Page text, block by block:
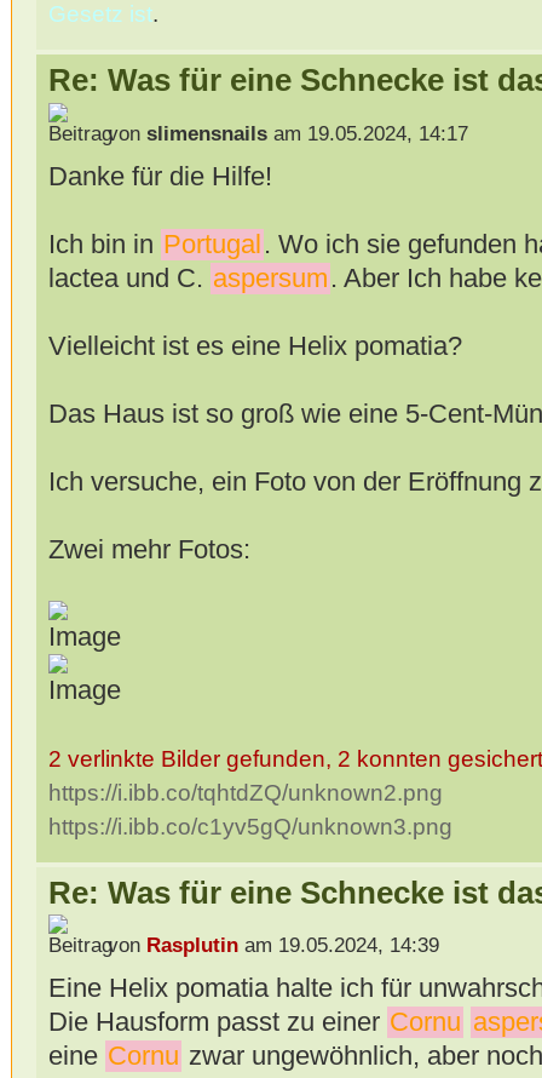
Gesetz ist.
Re: Was für eine Schnecke ist
von slimensnailsam 19.05.2024, 14:17
Danke für die Hilfe!
Ich bin in Portugal . Wo ich sie gefunden
lactea und C. aspersum . Aber Ich habe
Vielleicht ist es eine Helix pomatia?
Das Haus ist so groß wie eine 5-Cent-
Ich versuche, ein Foto von der Eröffnung
Zwei mehr Fotos:
2 verlinkte Bilder gefunden, 2 konnten
https://i.ibb.co/tqhtdZQ/unknown2.png
https://i.ibb.co/c1yv5gQ/unknown3.png
Re: Was für eine Schnecke ist
von Rasplutinam 19.05.2024, 14:39
Eine Helix pomatia halte ich für
Die Hausform passt zu einer Cornu
eine Cornu zwar ungewöhnlich, aber